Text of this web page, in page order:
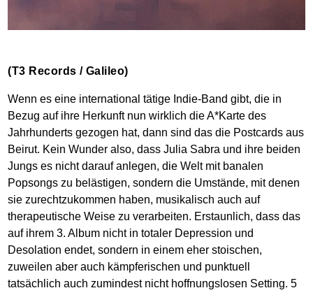
(T3 Records / Galileo)
Wenn es eine international tätige Indie-Band gibt, die in
Bezug auf ihre Herkunft nun wirklich die A*Karte des
Jahrhunderts gezogen hat, dann sind das die Postcards aus
Beirut. Kein Wunder also, dass Julia Sabra und ihre beiden
Jungs es nicht darauf anlegen, die Welt mit banalen
Popsongs zu belästigen, sondern die Umstände, mit denen
sie zurechtzukommen haben, musikalisch auch auf
therapeutische Weise zu verarbeiten. Erstaunlich, dass das
auf ihrem 3. Album nicht in totaler Depression und
Desolation endet, sondern in einem eher stoischen,
zuweilen aber auch kämpferischen und punktuell
tatsächlich auch zumindest nicht hoffnungslosen Setting. 5